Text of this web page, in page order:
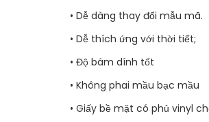
• Dễ dàng thay đổi mẫu mã.
• Dễ thích ứng với thời tiết;
• Độ bám dính tốt
• Không phai mầu bạc mầu
• Giấy bề mặt có phủ vinyl